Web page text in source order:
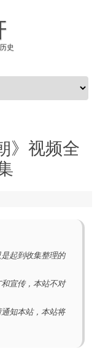
史
》视频全
起到收集整理的
宣传，本站不对
知本站，本站将